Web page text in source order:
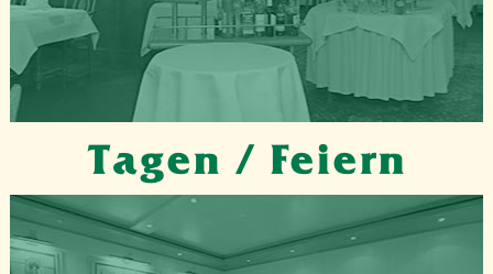
Tagen / Feiern